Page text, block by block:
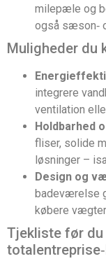
milepæle og
også sæson‑
Muligheder du
integrere
ventilation
Holdbarhed
fliser, solide
løsninger –
Design og
badeværelse
købere
Tjekliste før du